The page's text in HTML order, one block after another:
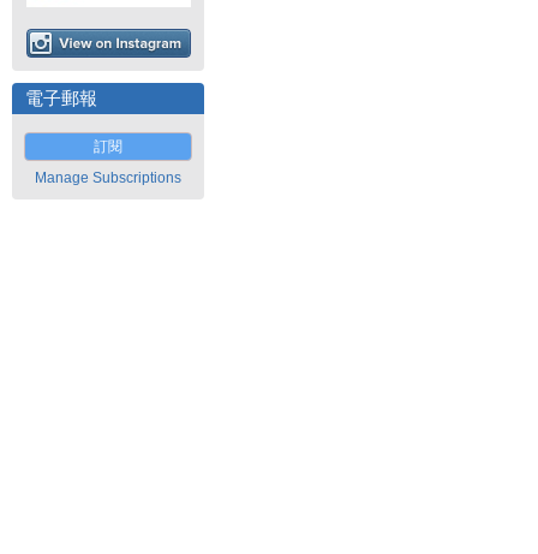
電子郵報
訂閱
Manage Subscriptions